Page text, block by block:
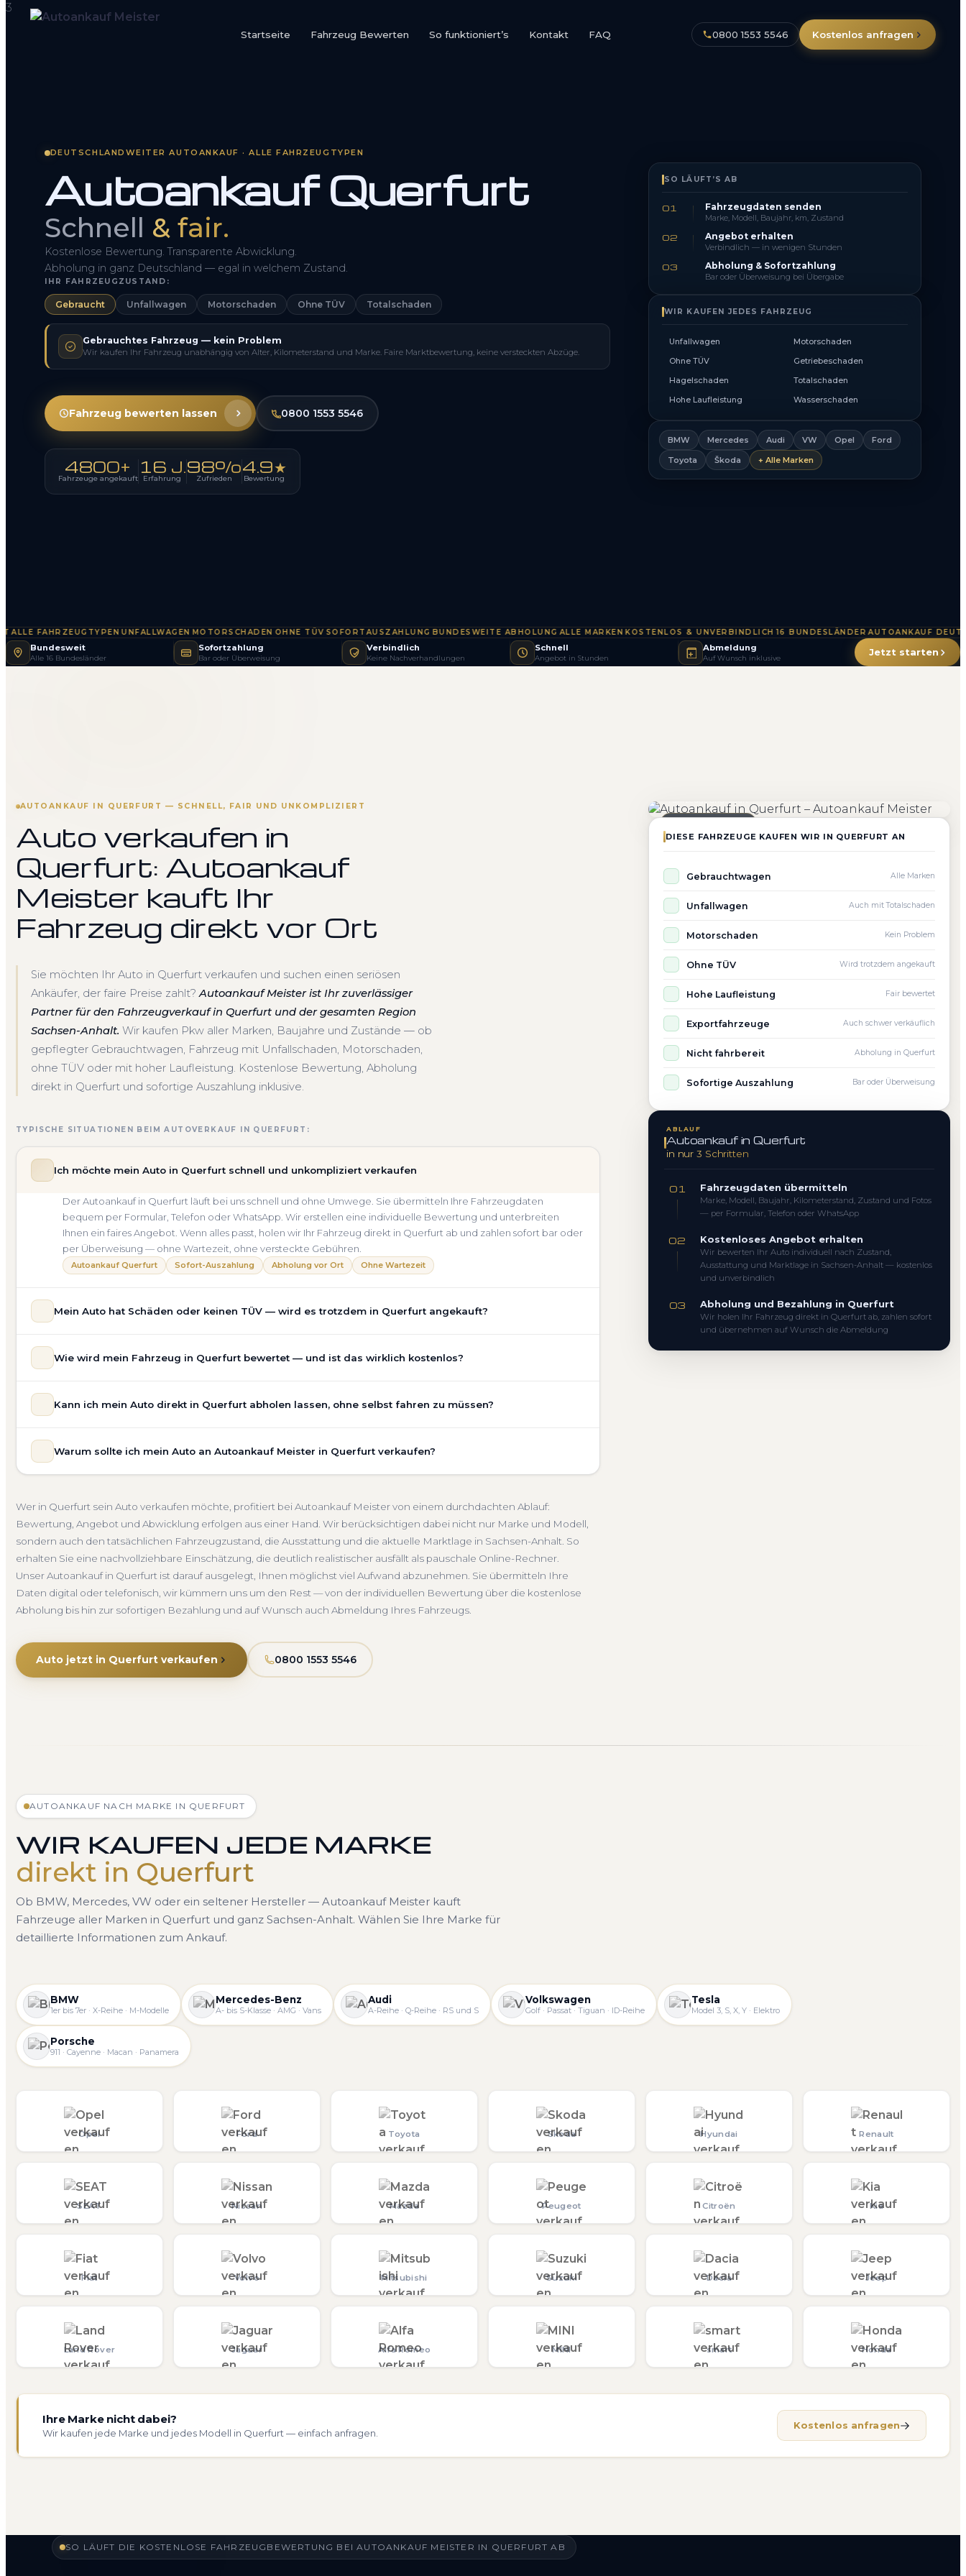
Startseite Fahrzeug Bewerten So funktioniert’s Kontakt FAQ 0800 1553 5546 Kostenlos anfragen
So funktioniert’s
Kostenlos anfragen
DEUTSCHLANDWEITER AUTOANKAUF · ALLE FAHRZEUGTYPEN
Autoankauf Querfurt
Schnell & fair.
Kostenlose Bewertung. Transparente Abwicklung.
Abholung in ganz Deutschland — egal in welchem Zustand.
IHR FAHRZEUGZUSTAND:
Gebraucht Unfallwagen Motorschaden Ohne TÜV Totalschaden
Gebrauchtes Fahrzeug — kein Problem
Wir kaufen Ihr Fahrzeug unabhängig von Alter, Kilometerstand und Marke. Faire Marktbewertung, keine versteckten Abzüge.
Fahrzeug bewerten lassen 0800 1553 5546
4800+
Fahrzeuge angekauft
16 J.
Erfahrung
98%
Zufrieden
4.9★
Bewertung
SO LÄUFT’S AB
01 Fahrzeugdaten senden
Marke, Modell, Baujahr, km, Zustand
02 Angebot erhalten
Verbindlich — in wenigen Stunden
03 Abholung & Sofortzahlung
Bar oder Überweisung bei Übergabe
WIR KAUFEN JEDES FAHRZEUG
Unfallwagen
Motorschaden
Ohne TÜV
Getriebeschaden
Hagelschaden
Totalschaden
Hohe Laufleistung
Wasserschaden
BMW Mercedes Audi VW Opel
Ford
Toyota
Škoda + Alle Marken
FAHRZEUGTYPEN ·UNFALLWAGEN·MOTORSCHADEN·OHNE TÜV·SOFORTAUSZAHLUNG BUNDESWEITE ABHOLUNG ALLE MARKEN·KOSTENLOS & UNVERBINDLICH·16 BUNDESLÄNDER·AUTOANKAUF
Bundesweit
Alle 16 Bundesländer
Sofortzahlung
Bar oder Überweisung
Verbindlich
Keine Nachverhandlungen
Schnell
Angebot in Stunden
Abmeldung
Auf Wunsch inklusive Jetzt starten
AUTOANKAUF IN QUERFURT — SCHNELL, FAIR UND UNKOMPLIZIERT
Auto verkaufen in
Querfurt: Autoankauf
Meister kauft Ihr
Fahrzeug direkt vor Ort
Sie möchten Ihr Auto in Querfurt verkaufen und suchen einen seriösen
Ankäufer, der faire Preise zahlt?Autoankauf Meister ist Ihr zuverlässiger
Partner für den Fahrzeugverkauf in Querfurt und der gesamten Region
Sachsen-Anhalt. Wir kaufen Pkw aller Marken, Baujahre und Zustände — ob
gepflegter Gebrauchtwagen, Fahrzeug mit Unfallschaden, Motorschaden,
ohne TÜV oder mit hoher Laufleistung. Kostenlose Bewertung, Abholung
direkt in Querfurt und sofortige Auszahlung inklusive.
TYPISCHE SITUATIONEN BEIM AUTOVERKAUF IN QUERFURT:
Ich möchte mein Auto in Querfurt schnell und unkompliziert verkaufen
Der Autoankauf in Querfurt läuft bei uns schnell und ohne Umwege. Sie übermitteln Ihre Fahrzeugdaten
bequem per Formular, Telefon oder WhatsApp. Wir erstellen eine individuelle Bewertung und unterbreiten
Ihnen ein faires Angebot. Wenn alles passt, holen wir Ihr Fahrzeug direkt in Querfurt ab und zahlen sofort bar oder
per Überweisung — ohne Wartezeit, ohne versteckte Gebühren.
Autoankauf Querfurt Sofort-Auszahlung Abholung vor Ort Ohne Wartezeit
Mein Auto hat Schäden oder keinen TÜV — wird es trotzdem in Querfurt angekauft?
allgemeinem Reparaturbedarf direkt in Querfurt an. Der Zustand Ihres Fahrzeugs fließt transparent in unsere
Unfallwagen Querfurt Motorschaden Ohne TÜV Getriebeschaden Faire Bewertung
Wie wird mein Fahrzeug in Querfurt bewertet — und ist das wirklich kostenlos?
prüfen Marke, Modell, Baujahr, Kilometerstand, Ausstattung, Pflegezustand und die aktuelle Marktlage. So
Kostenlose Bewertung Marktwert Querfurt Unverbindlich Seriöse Einschätzung
Kann ich mein Auto direkt in Querfurt abholen lassen, ohne selbst fahren zu müssen?
— egal ob zu Hause, am Arbeitsplatz oder an einem Treffpunkt Ihrer Wahl in Querfurt und Umgebung. Auch nicht
Warum sollte ich mein Auto an Autoankauf Meister in Querfurt verkaufen?
verbindliches Angebot und auf Wunsch den kompletten Service von der Abholung bis zur Abmeldung. Über
4.800 zufriedene Kunden sprechen für sich.
Seit 2010 4.800+ Ankäufe Komplettservice Sachsen-Anhalt
Wer in Querfurt sein Auto verkaufen möchte, profitiert bei Autoankauf Meister von einem durchdachten Ablauf:
Bewertung, Angebot und Abwicklung erfolgen aus einer Hand. Wir berücksichtigen dabei nicht nur Marke und Modell,
sondern auch den tatsächlichen Fahrzeugzustand, die Ausstattung und die aktuelle Marktlage in Sachsen-Anhalt. So
erhalten Sie eine nachvollziehbare Einschätzung, die deutlich realistischer ausfällt als pauschale Online-Rechner.
Unser Autoankauf in Querfurt ist darauf ausgelegt, Ihnen möglichst viel Aufwand abzunehmen. Sie übermitteln Ihre
Daten digital oder telefonisch, wir kümmern uns um den Rest — von der individuellen Bewertung über die kostenlose
Abholung bis hin zur sofortigen Bezahlung und auf Wunsch auch Abmeldung Ihres Fahrzeugs.
Auto jetzt in Querfurt verkaufen 0800 1553 5546
DIESE FAHRZEUGE KAUFEN WIR IN QUERFURT AN
Gebrauchtwagen Alle Marken
Unfallwagen Auch mit Totalschaden
Motorschaden Kein Problem
Ohne TÜV Wird trotzdem angekauft
Hohe Laufleistung Fair bewertet
Exportfahrzeuge Auch schwer verkäuflich
Nicht fahrbereit Abholung in Querfurt
Sofortige Auszahlung Bar oder Überweisung
ABLAUF
Autoankauf in Querfurt
in nur 3 Schritten
01 Fahrzeugdaten übermitteln
Marke, Modell, Baujahr, Kilometerstand, Zustand und Fotos
— per Formular, Telefon oder WhatsApp
02 Kostenloses Angebot erhalten
Wir bewerten Ihr Auto individuell nach Zustand,
Ausstattung und Marktlage in Sachsen-Anhalt — kostenlos
und unverbindlich
03 Abholung und Bezahlung in Querfurt
Wir holen Ihr Fahrzeug direkt in Querfurt ab, zahlen sofort
und übernehmen auf Wunsch die Abmeldung
AUTOANKAUF NACH MARKE IN QUERFURT
WIR KAUFEN JEDE MARKE
direkt in Querfurt
Ob BMW, Mercedes, VW oder ein seltener Hersteller — Autoankauf Meister kauft
Fahrzeuge aller Marken in Querfurt und ganz Sachsen-Anhalt. Wählen Sie Ihre Marke für
detaillierte Informationen zum Ankauf.
BMW
1er bis 7er · X-Reihe · M-Modelle
Mercedes-Benz
A- bis S-Klasse · AMG · Vans
Audi
A-Reihe · Q-Reihe · RS und S
Volkswagen
Golf · Passat · Tiguan · ID-Reihe
Tesla
Model 3, S, X, Y · Elektro
Porsche
911 · Cayenne · Macan · Panamera
Opel Ford Toyota Skoda Hyundai Renault
SEAT Nissan Mazda Peugeot Citroën Kia
Fiat Volvo Mitsubishi Suzuki Dacia Jeep
Land Rover Jaguar Alfa Romeo MINI smart Honda
Ihre Marke nicht dabei?
Wir kaufen jede Marke und jedes Modell in Querfurt — einfach anfragen.
Kostenlos anfragen
SO LÄUFT DIE KOSTENLOSE FAHRZEUGBEWERTUNG BEI AUTOANKAUF MEISTER IN QUERFURT AB